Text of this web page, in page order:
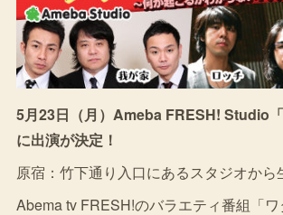
5月23日（月）Ameba FRESH! Studio「
に出演が決定！
原宿：竹下通り入口にあるスタジオから
Abema tv FRESH!のバラエティ番組「ワ